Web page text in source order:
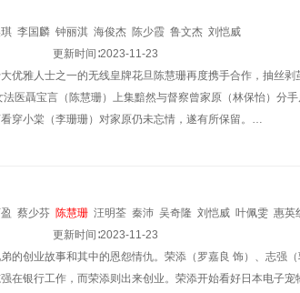
李国麟 钟丽淇 海俊杰 陈少霞 鲁文杰 刘恺威
更新时间∶2023-11-23
优雅人士之一的无线皇牌花旦陈慧珊再度携手合作，抽丝
医聶宝言（陈慧珊）上集黯然与督察曾家原（林保怡）分
穿小棠（李珊珊）对家原仍未忘情，遂有所保留。…
蔡少芬 陈慧珊 汪明荃 秦沛 吴奇隆 刘恺威 叶佩雯 惠英
更新时间∶2023-11-23
的创业故事和其中的恩怨情仇。荣添（罗嘉良 饰）、志强
在银行工作，而荣添则出来创业。荣添开始看好日本电子